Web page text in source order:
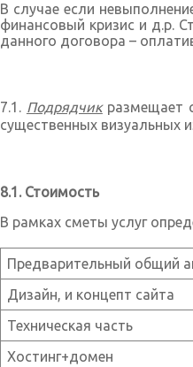
В случае если
финансовый кризис и д.р.
данного договора –
Подрядчикразмещает
существенных визуальных
Стоимость
В рамках сметы услуг
Предварительный общий
Дизайн, и концепт сайта
Техническая часть
Хостинг+домен